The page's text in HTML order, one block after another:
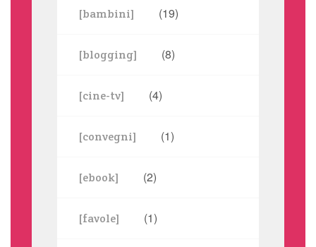
[bambini] (19)
[blogging] (8)
[cine-tv] (4)
[convegni] (1)
[ebook] (2)
[favole] (1)